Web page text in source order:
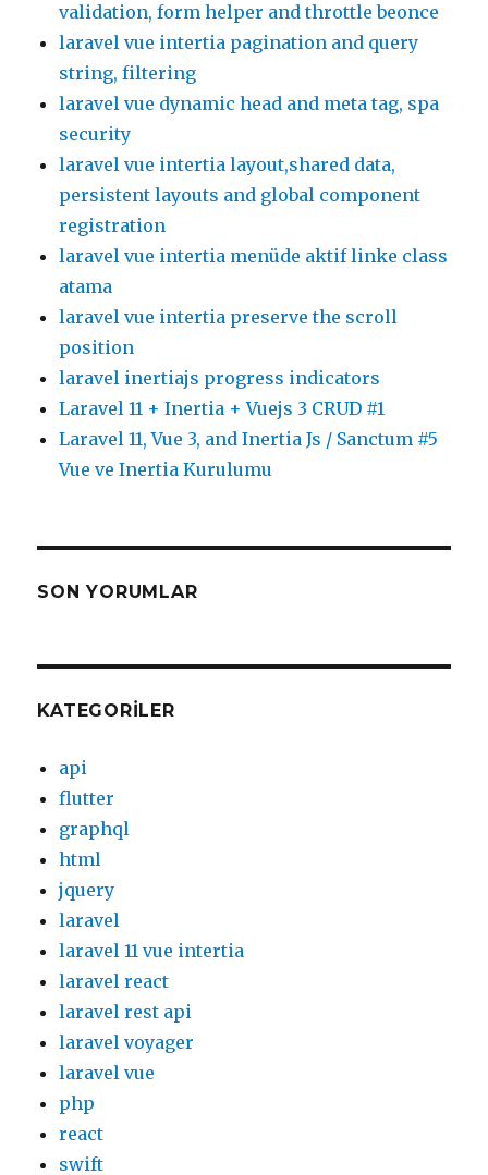
validation, form helper and throttle beonce
laravel vue intertia pagination and query
string, filtering
laravel vue dynamic head and meta tag, spa
security
laravel vue intertia layout,shared data,
persistent layouts and global component
registration
laravel vue intertia menüde aktif linke class
atama
laravel vue intertia preserve the scroll
position
laravel inertiajs progress indicators
Laravel 11 + Inertia + Vuejs 3 CRUD #1
Laravel 11, Vue 3, and Inertia Js / Sanctum #5
Vue ve Inertia Kurulumu
SON YORUMLAR
KATEGORILER
api
flutter
graphql
html
jquery
laravel
laravel 11 vue intertia
laravel react
laravel rest api
laravel voyager
laravel vue
php
react
swift